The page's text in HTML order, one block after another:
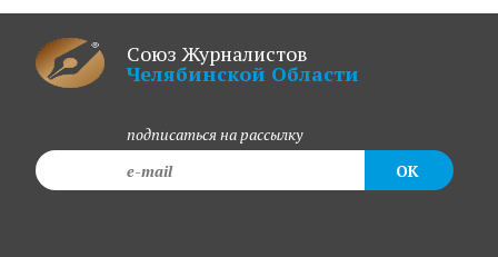
Союз Журналистов
Челябинской Области
подписаться на рассылку